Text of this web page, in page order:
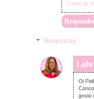
Cores do
Respostas
Lulu
Oi
gosto